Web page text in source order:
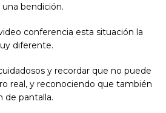
bendición.
conferencia esta situación la
diferente.
y recordar que no puede
real, y reconociendo que también
de pantalla.